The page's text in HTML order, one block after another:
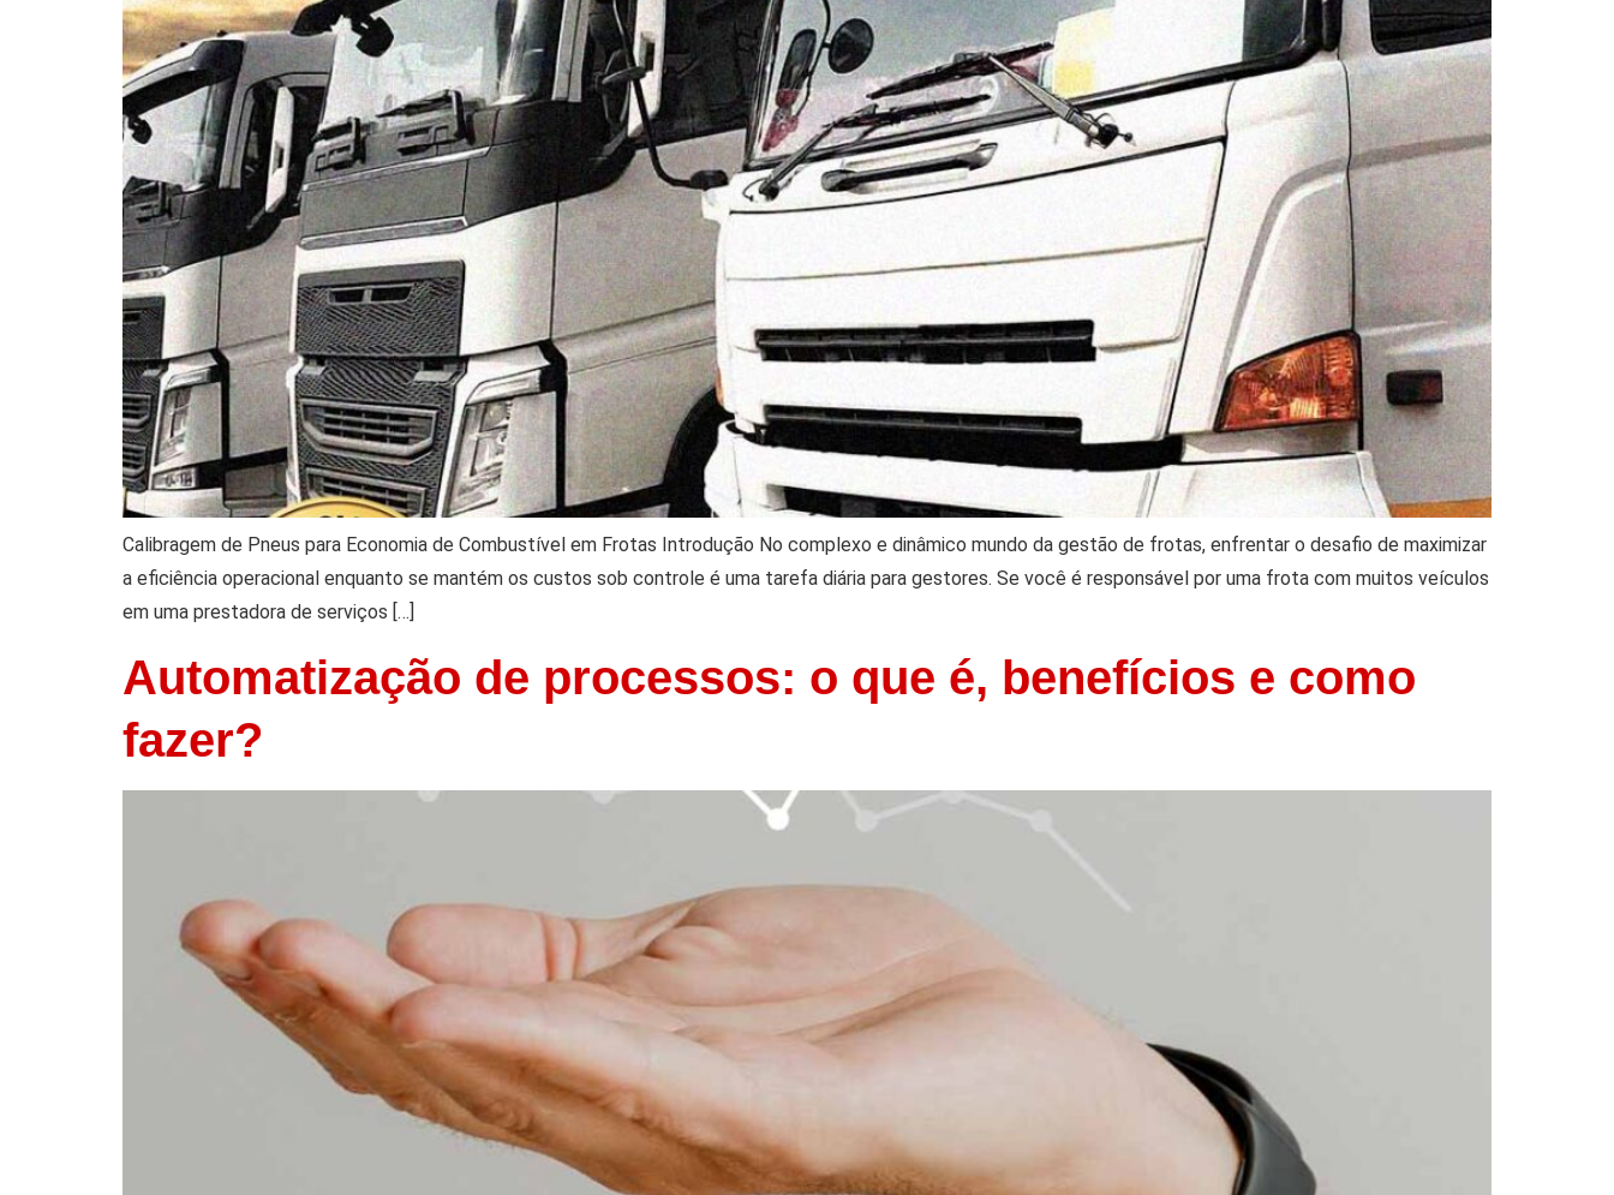
Calibragem de Pneus para Economia de Combustível em Frotas Introdução No complexo e dinâmico mundo da gestão de frotas, enfrentar o desafio de maximizar
a eficiência operacional enquanto se mantém os custos sob controle é uma tarefa diária para gestores. Se você é responsável por uma frota com muitos veículos
em uma prestadora de serviços […]
Automatização de processos: o que é, benefícios e como
fazer?